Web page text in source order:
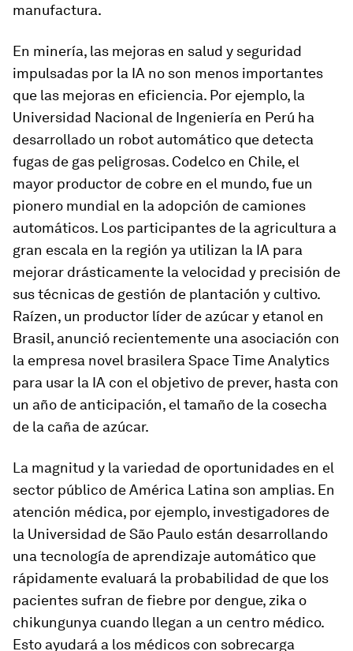
manufactura.
En minería, las mejoras en salud y seguridad
impulsadas por la IA no son menos importantes
que las mejoras en eficiencia. Por ejemplo, la
Universidad Nacional de Ingeniería en Perú ha
desarrollado un robot automático que detecta
fugas de gas peligrosas. Codelco en Chile, el
mayor productor de cobre en el mundo, fue un
pionero mundial en la adopción de camiones
automáticos. Los participantes de la agricultura a
gran escala en la región ya utilizan la IA para
mejorar drásticamente la velocidad y precisión de
sus técnicas de gestión de plantación y cultivo.
Raízen, un productor líder de azúcar y etanol en
Brasil, anunció recientemente una asociación con
la empresa novel brasilera Space Time Analytics
para usar la IA con el objetivo de prever, hasta con
un año de anticipación, el tamaño de la cosecha
de la caña de azúcar.
La magnitud y la variedad de oportunidades en el
sector público de América Latina son amplias. En
atención médica, por ejemplo, investigadores de
la Universidad de São Paulo están desarrollando
una tecnología de aprendizaje automático que
rápidamente evaluará la probabilidad de que los
pacientes sufran de fiebre por dengue, zika o
chikungunya cuando llegan a un centro médico.
Esto ayudará a los médicos con sobrecarga